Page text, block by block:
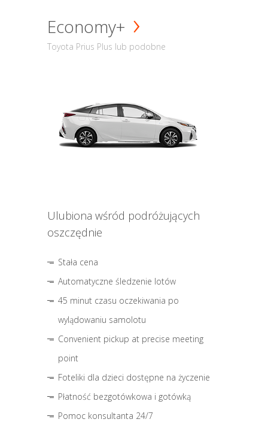
Economy+
Toyota Prius Plus lub podobne
Ulubiona wśród podróżujących
oszczędnie
Stała cena
Automatyczne śledzenie lotów
45 minut czasu oczekiwania po
wylądowaniu samolotu
Convenient pickup at precise meeting
point
Foteliki dla dzieci dostępne na życzenie
Płatność bezgotówkowa i gotówką
Pomoc konsultanta 24/7